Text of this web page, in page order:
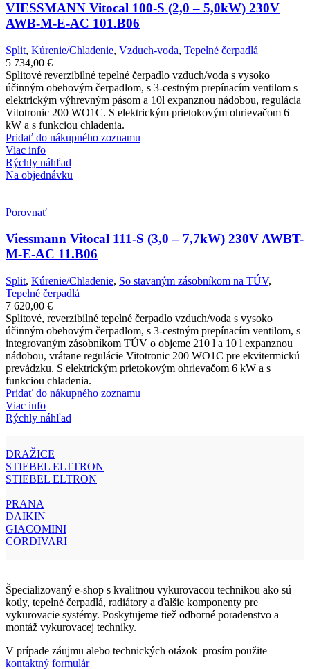
VIESSMANN Vitocal 100-S (2,0 – 5,0kW) 230V
AWB-M-E-AC 101.B06
Split, Kúrenie/Chladenie, Vzduch-voda, Tepelné čerpadlá
5 734,00 €
Splitové reverzibilné tepelné čerpadlo vzduch/voda s vysoko
účinným obehovým čerpadlom, s 3-cestným prepínacím ventilom s
elektrickým výhrevným pásom a 10l expanznou nádobou, regulácia
Vitotronic 200 WO1C. S elektrickým prietokovým ohrievačom 6
kW a s funkciou chladenia.
Pridať do nákupného zoznamu
Viac info
Rýchly náhľad
Na objednávku
Porovnať
Viessmann Vitocal 111-S (3,0 – 7,7kW) 230V AWBT-
M-E-AC 11.B06
Split, Kúrenie/Chladenie, So stavaným zásobníkom na TÚV,
Tepelné čerpadlá
7 620,00 €
Splitové, reverzibilné tepelné čerpadlo vzduch/voda s vysoko
účinným obehovým čerpadlom, s 3-cestným prepínacím ventilom, s
integrovaným zásobníkom TÚV o objeme 210 l a 10 l expanznou
nádobou, vrátane regulácie Vitotronic 200 WO1C pre ekvitermickú
prevádzku. S elektrickým prietokovým ohrievačom 6 kW a s
funkciou chladenia.
Pridať do nákupného zoznamu
Viac info
Rýchly náhľad
DRAŽICE
STIEBEL ELTTRON
STIEBEL ELTRON
PRANA
DAIKIN
GIACOMINI
CORDIVARI
Špecializovaný e-shop s kvalitnou vykurovacou technikou ako sú
kotly, tepelné čerpadlá, radiátory a ďalšie komponenty pre
vykurovacie systémy. Poskytujeme tiež odborné poradenstvo a
montáž vykurovacej techniky.
V prípade záujmu alebo technických otázok prosím použite
kontaktný formulár